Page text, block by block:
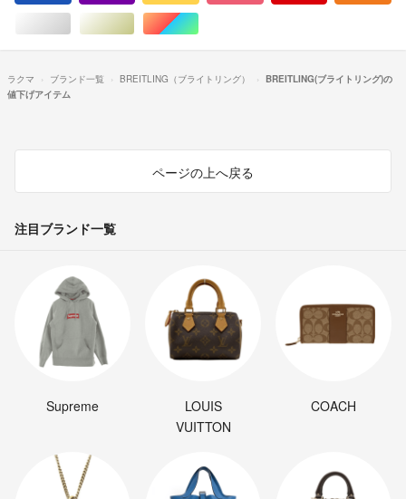
シルバー/銀色系ゴールド/金色系マルチカラー
ラクマ ブランド一覧 BREITLING（ブライトリング）
BREITLING(ブライトリング)の
値下げアイテム
ページの上へ戻る
注目ブランド一覧
Supreme
LOUIS
VUITTON
COACH